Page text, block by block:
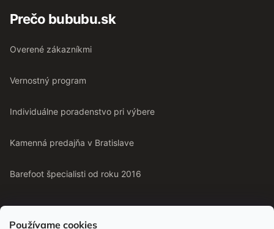
Používame cookies
Prečo bububu.sk
Overené zákazníkmi
Vernostný program
Individuálne poradenstvo pri výbere
Kamenná predajňa v Bratislave
Barefoot špecialisti od roku 2016